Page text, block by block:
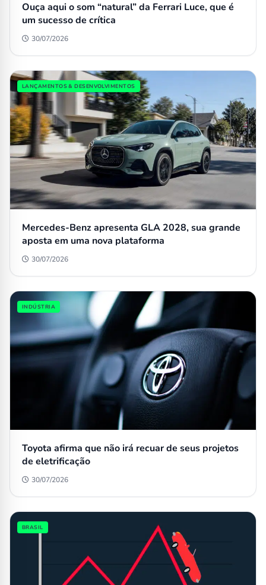
Ouça aqui o som “natural” da Ferrari Luce, que é
um sucesso de crítica
30/07/2026
LANÇAMENTOS & DESENVOLVIMENTOS
Mercedes-Benz apresenta GLA 2028, sua grande
aposta em uma nova plataforma
30/07/2026
INDÚSTRIA
Toyota afirma que não irá recuar de seus projetos
de eletrificação
30/07/2026
BRASIL